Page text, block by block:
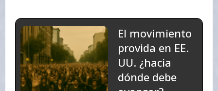
El movimiento
provida en EE.
UU. ¿hacia
dónde debe